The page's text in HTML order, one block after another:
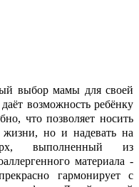
выбор мамы для своей
возможность ребёнку
что позволяет носить
жизни, но и надевать на
выполненный из
материала -
гармонирует с